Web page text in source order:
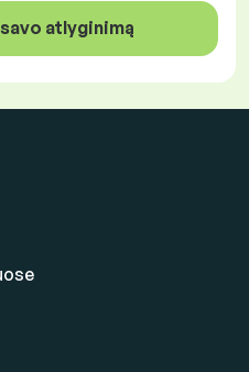
atlyginimą